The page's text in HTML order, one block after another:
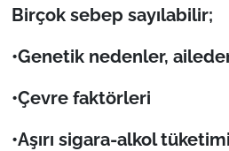
Birçok sebep sayılabilir;
•Genetik nedenler,
•Çevre faktörleri
•Aşırı sigara-alkol tüketimi